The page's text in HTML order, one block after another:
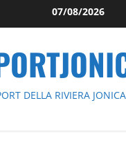
07/08/2026
DELLA RIVIERA